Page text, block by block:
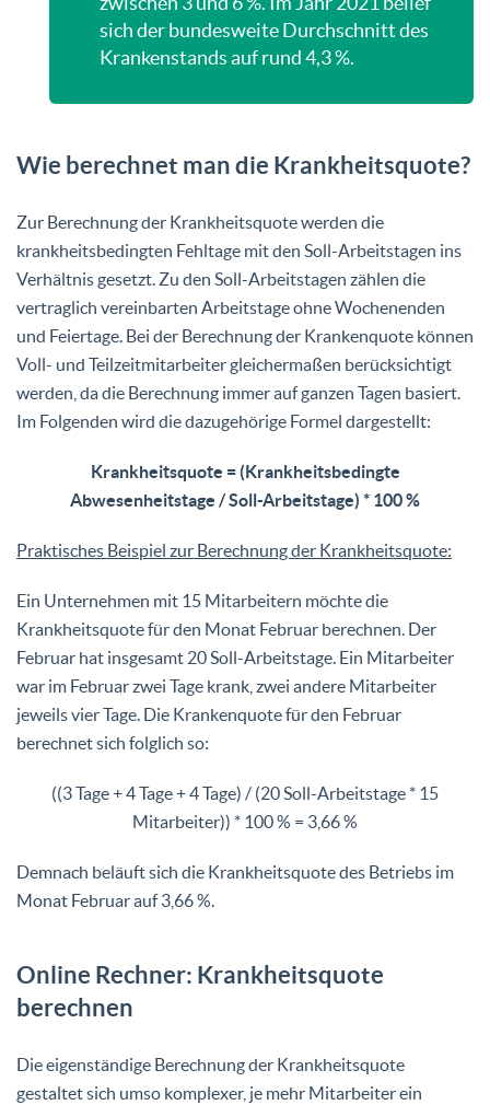
sich der bundesweite Durchschnitt des
Krankenstands auf rund 4,3 %.
Wie berechnet man die Krankheitsquote?
Zur Berechnung der Krankheitsquote werden die
krankheitsbedingten Fehltage mit den Soll-Arbeitstagen ins
Verhältnis gesetzt. Zu den Soll-Arbeitstagen zählen die
vertraglich vereinbarten Arbeitstage ohne Wochenenden
und Feiertage. Bei der Berechnung der Krankenquote können
Voll- und Teilzeitmitarbeiter gleichermaßen berücksichtigt
werden, da die Berechnung immer auf ganzen Tagen basiert.
Im Folgenden wird die dazugehörige Formel dargestellt:
Krankheitsquote = (Krankheitsbedingte
Abwesenheitstage / Soll-Arbeitstage) * 100 %
Praktisches Beispiel zur Berechnung der Krankheitsquote:
Ein Unternehmen mit 15 Mitarbeitern möchte die
Krankheitsquote für den Monat Februar berechnen. Der
Februar hat insgesamt 20 Soll-Arbeitstage. Ein Mitarbeiter
war im Februar zwei Tage krank, zwei andere Mitarbeiter
jeweils vier Tage. Die Krankenquote für den Februar
berechnet sich folglich so:
((3 Tage + 4 Tage + 4 Tage) / (20 Soll-Arbeitstage * 15
Mitarbeiter)) * 100 % = 3,66 %
Demnach beläuft sich die Krankheitsquote des Betriebs im
Monat Februar auf 3,66 %.
Online Rechner: Krankheitsquote
berechnen
Die eigenständige Berechnung der Krankheitsquote
gestaltet sich umso komplexer, je mehr Mitarbeiter ein